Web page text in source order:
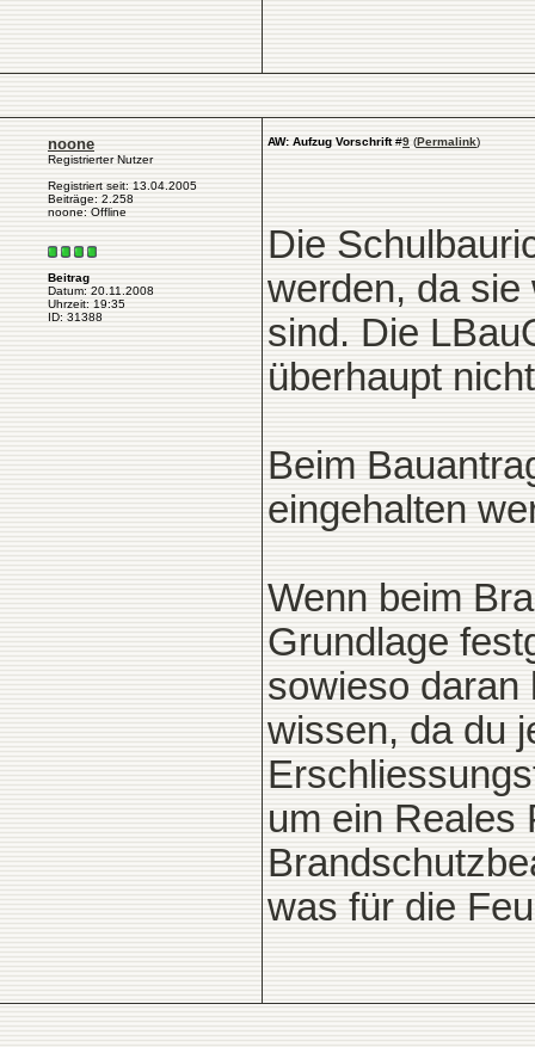
noone
Registrierter Nutzer
Registriert seit: 13.04.2005
Beiträge: 2.258
noone: Offline
Beitrag
Datum: 20.11.2008
Uhrzeit: 19:35
ID: 31388
AW: Aufzug Vorschrift#9 (Permalink)
Die
werden, da sie
sind. Die
überhaupt
Beim
eingehalten
Wenn beim
Grundlage
sowieso daran
wissen, da du
um ein Reales
was für die